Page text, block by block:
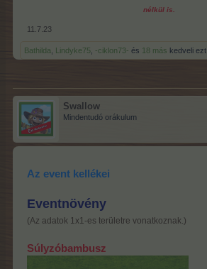
nélkül is.
11.7.23
Bathilda Lindyke75 -ciklon73- és 18 más kedveli ezt.
Swallow
Mindentudó orákulum
Az event kellékei
Eventnövény
(Az adatok 1x1-es területre vonatkoznak.)
Súlyzóbambusz